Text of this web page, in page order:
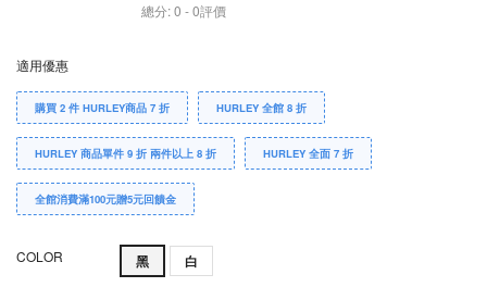
總分:0 -0評價
適用優惠
購買 2 件 HURLEY商品 7 折 HURLEY 全館 8 折
HURLEY 商品單件 9 折 兩件以上 8 折 HURLEY 全面 7 折
全館消費滿100元贈5元回饋金
COLOR 黑 白